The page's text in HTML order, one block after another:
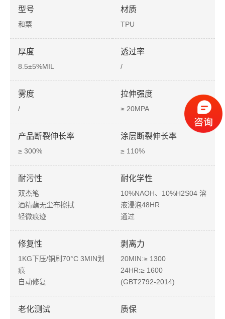
型号
和粟
材质
TPU
厚度
8.5±5%MIL
透过率
/
雾度
/
拉伸强度
≥ 20MPA
产品断裂伸长率
≥ 300%
涂层断裂伸长率
≥ 110%
耐污性
双杰笔
酒精蘸无尘布擦拭
轻微痕迹
耐化学性
10%NAOH、10%H2S04 溶
液浸泡48HR
通过
修复性
1KG下压/铜刷70°C 3MIN划
痕
自动修复
剥离力
20MIN:≥ 1300
24HR:≥ 1600
(GBT2792-2014)
老化测试 质保